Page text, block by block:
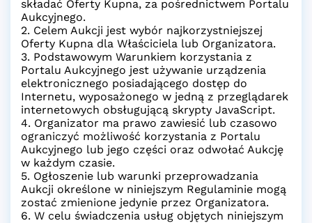
składać Oferty Kupna, za pośrednictwem Portalu
Aukcyjnego.
2. Celem Aukcji jest wybór najkorzystniejszej
Oferty Kupna dla Właściciela lub Organizatora.
3. Podstawowym Warunkiem korzystania z
Portalu Aukcyjnego jest używanie urządzenia
elektronicznego posiadającego dostęp do
Internetu, wyposażonego w jedną z przeglądarek
internetowych obsługującą skrypty JavaScript.
4. Organizator ma prawo zawiesić lub czasowo
ograniczyć możliwość korzystania z Portalu
Aukcyjnego lub jego części oraz odwołać Aukcję
w każdym czasie.
5. Ogłoszenie lub warunki przeprowadzania
Aukcji określone w niniejszym Regulaminie mogą
zostać zmienione jedynie przez Organizatora.
6. W celu świadczenia usług objętych niniejszym